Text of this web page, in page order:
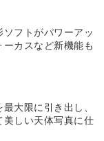
フトがパワーアッ
カスなど新機能も
大限に引き出し、
しい天体写真に仕